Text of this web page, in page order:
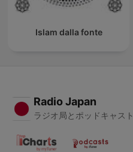
Islam dalla fonte
Radio Japan
ラジオ局とポッドキャスト